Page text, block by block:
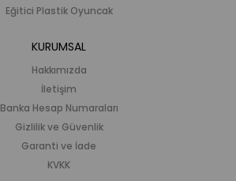
Eğitici Plastik Oyuncak
KURUMSAL
Hakkımızda
İletişim
Banka Hesap Numaraları
Gizlilik ve Güvenlik
Garanti ve İade
KVKK